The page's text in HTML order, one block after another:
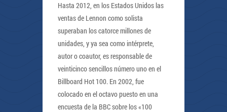
Hasta 2012, en los Estados Unidos las
ventas de Lennon como solista
superaban los catorce millones de
unidades, y ya sea como intérprete,
autor o coautor, es responsable de
veinticinco sencillos número uno en el
Billboard Hot 100. En 2002, fue
colocado en el octavo puesto en una
encuesta de la BBC sobre los «100